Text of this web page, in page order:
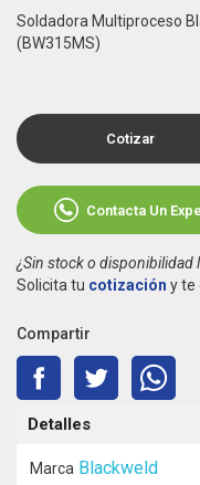
Soldadora Multiproceso
(BW315MS)
Cotizar
Contacta Un
¿Sin stock o disponibilidad
Solicita tu cotización y te
Compartir
Detalles
Marca Blackweld